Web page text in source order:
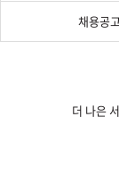
채용공
더 나은